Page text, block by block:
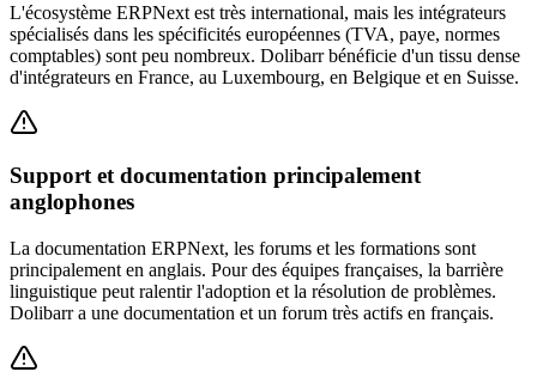
L'écosystème ERPNext est très international, mais les intégrateurs
spécialisés dans les spécificités européennes (TVA, paye, normes
comptables) sont peu nombreux. Dolibarr bénéficie d'un tissu dense
d'intégrateurs en France, au Luxembourg, en Belgique et en Suisse.
Support et documentation principalement
anglophones
La documentation ERPNext, les forums et les formations sont
principalement en anglais. Pour des équipes françaises, la barrière
linguistique peut ralentir l'adoption et la résolution de problèmes.
Dolibarr a une documentation et un forum très actifs en français.